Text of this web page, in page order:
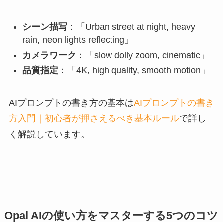
シーン描写：「Urban street at night, heavy
rain, neon lights reflecting」
カメラワーク ：「slow dolly zoom, cinematic」
品質指定 ：「4K, high quality, smooth motion」
AIプロンプトの書き方の基本はAIプロンプトの書き
方入門｜初心者が押さえるべき基本ルールで詳し
く解説しています。
Opal AIの使い方をマスターする5つのコツ